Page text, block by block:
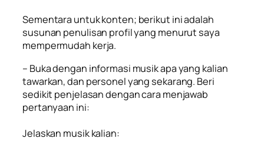
Sementara untuk konten; berikut ini adalah
susunan penulisan profil yang menurut saya
mempermudah kerja.
– Buka dengan informasi musik apa yang kalian
tawarkan, dan personel yang sekarang. Beri
sedikit penjelasan dengan cara menjawab
pertanyaan ini:
Jelaskan musik kalian: